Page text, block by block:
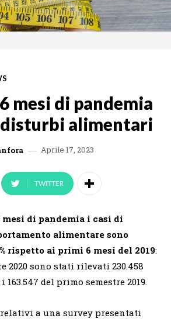
mesi di pandemia
alimentari
Aprile 17, 2023
TWITTER
di pandemia i casi di
alimentare sono
rispetto ai primi 6 mesi del 2019:
2020 sono stati rilevati 230.458
del primo semestre 2019.
a una survey presentati